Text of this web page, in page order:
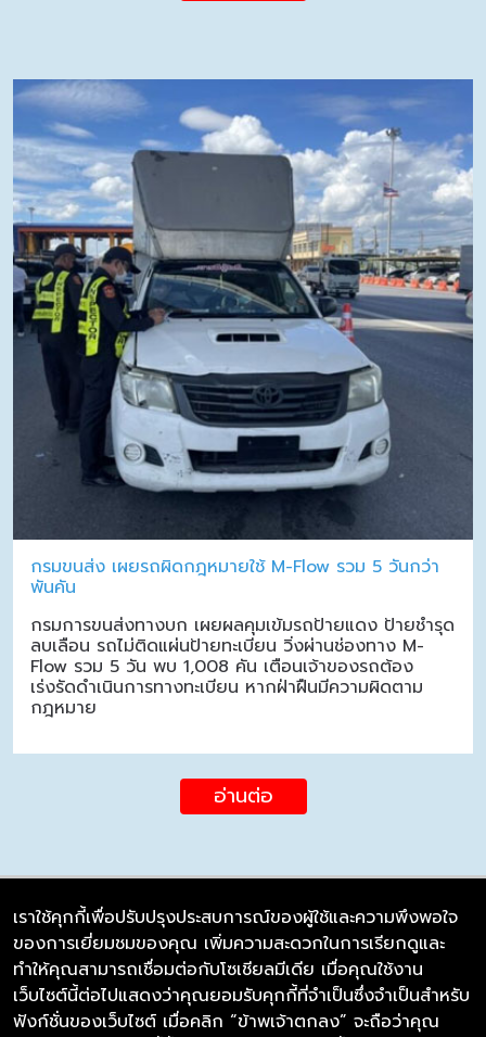
กรมขนส่ง เผยรถผิดกฎหมายใช้ M-Flow รวม 5 วันกว่า
พันคัน
กรมการขนส่งทางบก เผยผลคุมเข้มรถป้ายแดง ป้ายชำรุด
ลบเลือน รถไม่ติดแผ่นป้ายทะเบียน วิ่งผ่านช่องทาง M-
Flow รวม 5 วัน พบ 1,008 คัน เตือนเจ้าของรถต้อง
เร่งรัดดำเนินการทางทะเบียน หากฝ่าฝืนมีความผิดตาม
กฎหมาย
อ่านต่อ
บริษัท ซิมลิงค์ จำกัด
98/226 Bangrakyai-Baanmai Road,
Bangyai, Nonthaburi 11140
เราใช้คุกกี้เพื่อปรับปรุงประสบการณ์ของผู้ใช้และความพึงพอใจ
ของการเยี่ยมชมของคุณ เพิ่มความสะดวกในการเรียกดูและ
ทำให้คุณสามารถเชื่อมต่อกับโซเชียลมีเดีย เมื่อคุณใช้งาน
เว็บไซต์นี้ต่อไปแสดงว่าคุณยอมรับคุกกี้ที่จำเป็นซึ่งจำเป็นสำหรับ
ฟังก์ชั่นของเว็บไซต์ เมื่อคลิก “ข้าพเจ้าตกลง” จะถือว่าคุณ